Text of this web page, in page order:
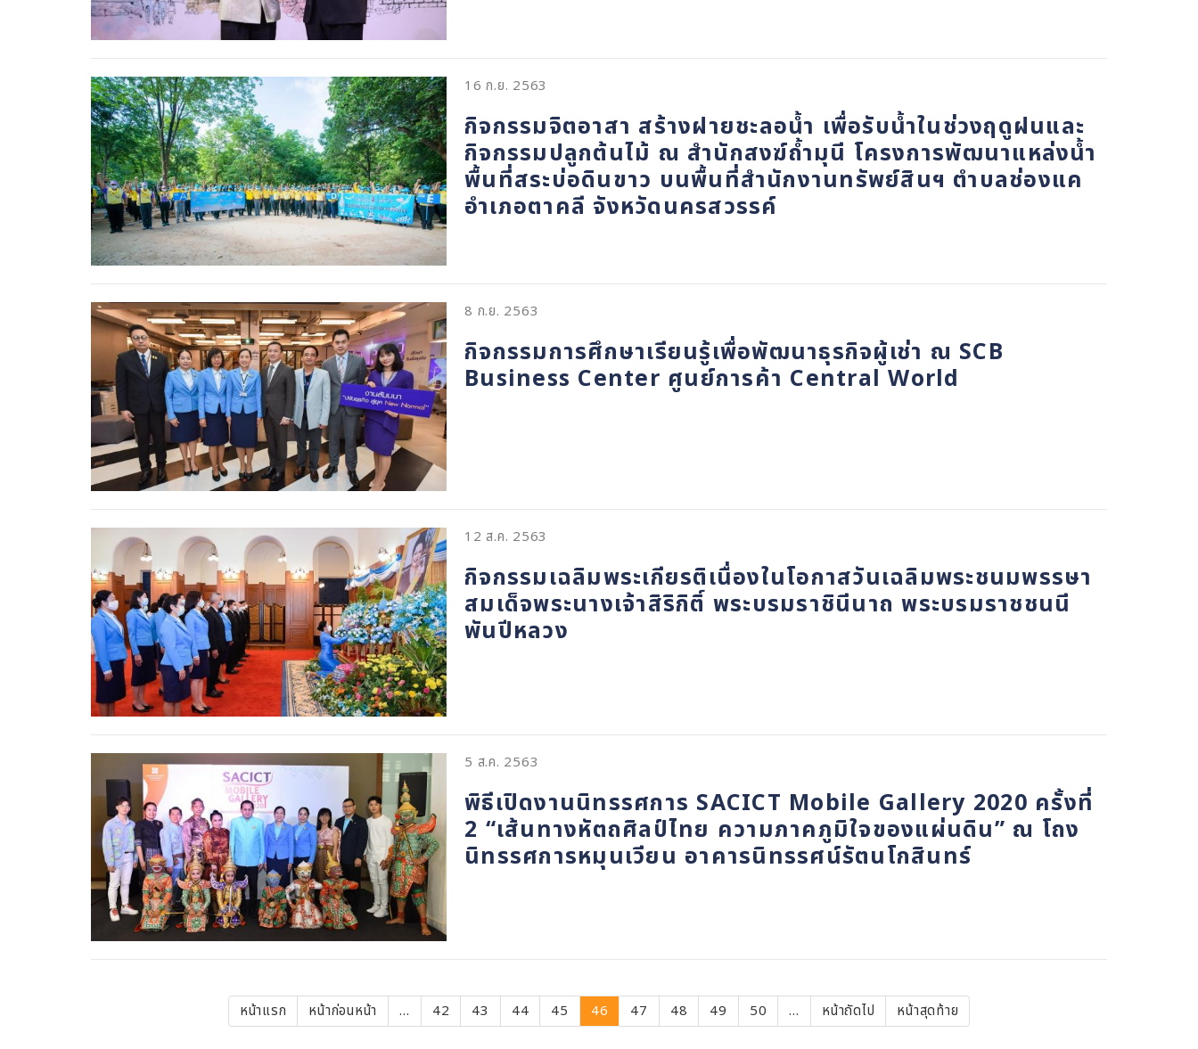
16 ก.ย. 2563
กิจกรรมจิตอาสา สร้างฝายชะลอน้ำ เพื่อรับน้ำในช่วงฤดูฝนและ
กิจกรรมปลูกต้นไม้ ณ สำนักสงฆ์ถ้ำมุนี โครงการพัฒนาแหล่งน้ำ
พื้นที่สระบ่อดินขาว บนพื้นที่สำนักงานทรัพย์สินฯ ตำบลช่องแค
อำเภอตาคลี จังหวัดนครสวรรค์
8 ก.ย. 2563
กิจกรรมการศึกษาเรียนรู้เพื่อพัฒนาธุรกิจผู้เช่า ณ SCB
Business Center ศูนย์การค้า Central World
12 ส.ค. 2563
กิจกรรมเฉลิมพระเกียรติเนื่องในโอกาสวันเฉลิมพระชนมพรรษา
สมเด็จพระนางเจ้าสิริกิติ์ พระบรมราชินีนาถ พระบรมราชชนนี
พันปีหลวง
5 ส.ค. 2563
พิธีเปิดงานนิทรรศการ SACICT Mobile Gallery 2020 ครั้งที่
2 “เส้นทางหัตถศิลป์ไทย ความภาคภูมิใจของแผ่นดิน” ณ โถง
นิทรรศการหมุนเวียน อาคารนิทรรศน์รัตนโกสินทร์
First
page
หน้าแรก
Previous
page
หน้าก่อนหน้า … Page
42 Page
43 Page
44 Page
45
Current
page
46 Page
47 Page
48 Page
49 Page
50 …
Next
page
หน้าถัดไป
หน้า
สุดท้าย
หน้าสุดท้าย